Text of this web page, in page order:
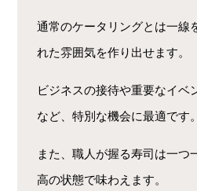
通常のケータリングとは一線
れた雰囲気を作り出せます。
ビジネスの接待や重要なイベ
など、特別な機会に最適です。
また、職人が握る寿司は一つ
高の状態で味わえます。